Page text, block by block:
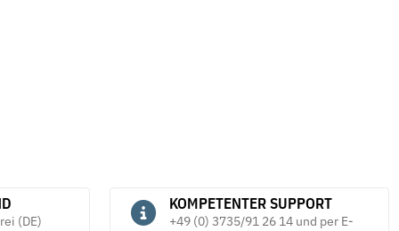
(DE)
KOMPETENTER SUPPORT
+49 (0) 3735/91 26 14 und per E-